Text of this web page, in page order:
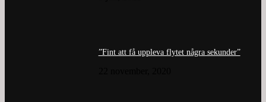
”Fint att få uppleva flytet några sekunder”